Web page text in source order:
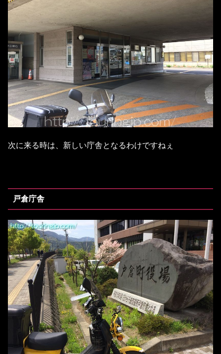
次に来る時は、新しい庁舎となるわけですねぇ
戸倉庁舎